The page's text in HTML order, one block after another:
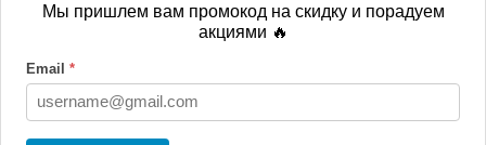
Мы пришлем вам промокод на скидку и порадуем
акциями 🔥
Email *